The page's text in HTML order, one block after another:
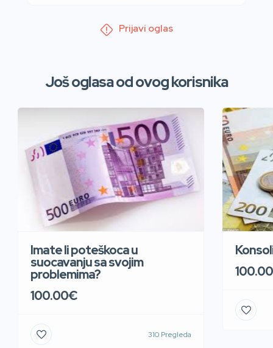
Prijavi oglas
Još oglasa od ovog korisnika
Imate li poteškoca u
suocavanju sa svojim
problemima?
100.00€
310 Pregleda